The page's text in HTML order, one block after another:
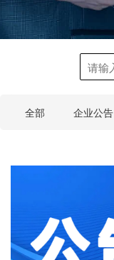
全部 企业公告